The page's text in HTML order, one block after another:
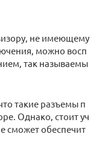
не имеющему
можно восп
так называемы
такие разъемы п
Однако, стоит уч
сможет обеспечит